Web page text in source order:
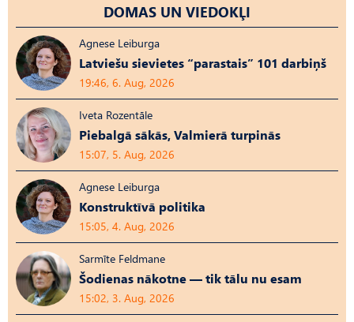
DOMAS UN VIEDOKĻI
Agnese Leiburga
Latviešu sievietes “parastais” 101 darbiņš
19:46, 6. Aug, 2026
Iveta Rozentāle
Piebalgā sākās, Valmierā turpinās
15:07, 5. Aug, 2026
Agnese Leiburga
Konstruktīvā politika
15:05, 4. Aug, 2026
Sarmīte Feldmane
Šodienas nākotne — tik tālu nu esam
15:02, 3. Aug, 2026